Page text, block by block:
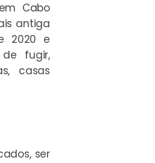
Cabo
antiga
2020 e
fugir,
casas
ser